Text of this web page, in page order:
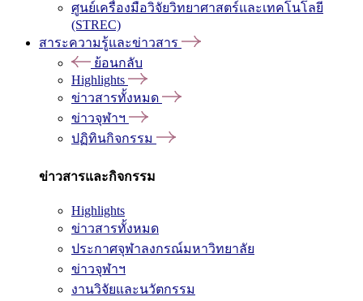
ศูนย์เครื่องมือวิจัยวิทยาศาสตร์และเทคโนโลยี
(STREC)
สาระความรู้และข่าวสาร
ย้อนกลับ
Highlights
ข่าวสารทั้งหมด
ข่าวจุฬาฯ
ปฏิทินกิจกรรม
ข่าวสารและกิจกรรม
Highlights
ข่าวสารทั้งหมด
ประกาศจุฬาลงกรณ์มหาวิทยาลัย
ข่าวจุฬาฯ
งานวิจัยและนวัตกรรม